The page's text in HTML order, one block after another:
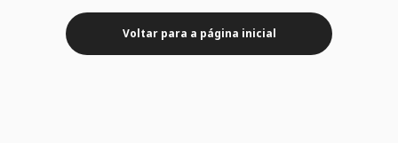
Voltar para a página inicial